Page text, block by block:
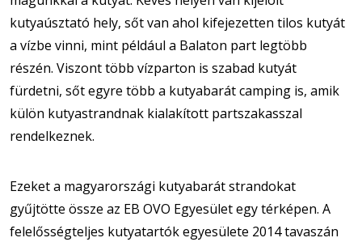
kutyaúsztató hely, sőt van ahol kifejezetten tilos kutyát
a vízbe vinni, mint például a Balaton part legtöbb
részén. Viszont több vízparton is szabad kutyát
fürdetni, sőt egyre több a kutyabarát camping is, amik
külön kutyastrandnak kialakított partszakasszal
rendelkeznek.
Ezeket a magyarországi kutyabarát strandokat
gyűjtötte össze az EB OVO Egyesület egy térképen. A
felelősségteljes kutyatartók egyesülete 2014 tavaszán